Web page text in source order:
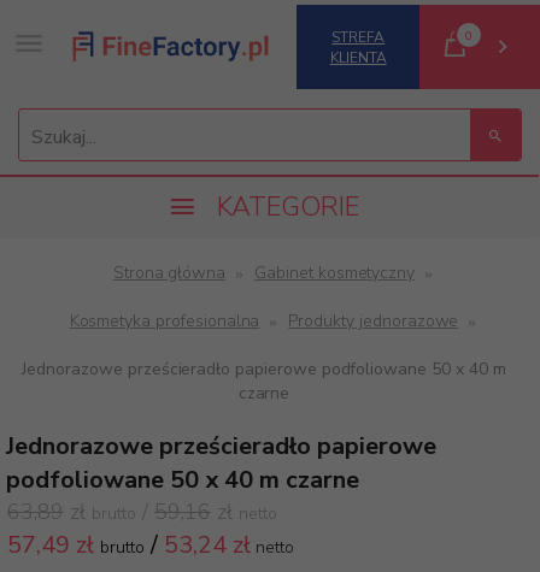
Szukaj...
STREFA
KLIENTA
0
KATEGORIE
Strona główna Gabinet kosmetyczny
Kosmetyka profesionalna Produkty jednorazowe
Jednorazowe prześcieradło papierowe podfoliowane 50 x 40 m
czarne
Jednorazowe prześcieradło papierowe
podfoliowane 50 x 40 m czarne
63,89 zł brutto / 59,16 zł netto
57,49 zł brutto / 53,24 zł netto